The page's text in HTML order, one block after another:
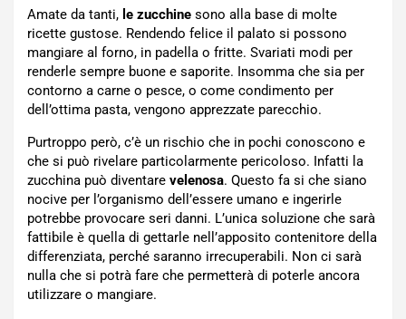
Amate da tanti, le zucchine sono alla base di molte
ricette gustose. Rendendo felice il palato si possono
mangiare al forno, in padella o fritte. Svariati modi per
renderle sempre buone e saporite. Insomma che sia per
contorno a carne o pesce, o come condimento per
dell’ottima pasta, vengono apprezzate parecchio.
Purtroppo però, c’è un rischio che in pochi conoscono e
che si può rivelare particolarmente pericoloso. Infatti la
zucchina può diventare velenosa. Questo fa si che siano
nocive per l’organismo dell’essere umano e ingerirle
potrebbe provocare seri danni. L’unica soluzione che sarà
fattibile è quella di gettarle nell’apposito contenitore della
differenziata, perché saranno irrecuperabili. Non ci sarà
nulla che si potrà fare che permetterà di poterle ancora
utilizzare o mangiare.